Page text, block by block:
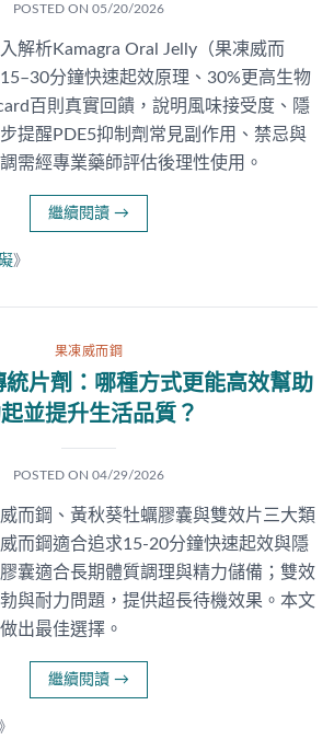
POSTED ON 05/20/2026
解析Kamagra Oral Jelly（果凍威而
分鐘快速起效原理、30%更高生物
百則真實回饋，說明風味接受度、隱
提醒PDE5抑制劑常見副作用、禁忌與
需經專業藥師評估後理性使用。
繼續閱讀 →
》
果凍威而鋼
統片劑：哪種方式更能高效幫助
並提升生活品質？
POSTED ON 04/29/2026
而鋼、黃秋葵牡蠣膠囊與雙效片三大類
而鋼適合追求15-20分鐘快速起效與隱
囊適合長期體質調理與精力儲備；雙效
與耐力問題，提供超長待機效果。本文
出最佳選擇。
繼續閱讀 →
》